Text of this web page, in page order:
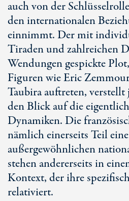
auch von der
den internationalen
einnimmt. Der mit
Tiraden und zahlreichen
Wendungen gespickte
Figuren wie Eric
Taubira auftreten,
den Blick auf die
Dynamiken. Die
nämlich einerseits Teil
außergewöhnlichen
stehen andererseits in
Kontext, der ihre
relativiert.